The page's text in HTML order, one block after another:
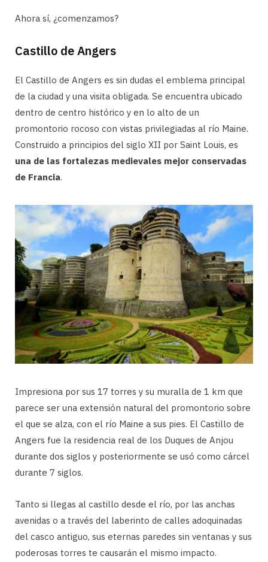
Ahora sí, ¿comenzamos?
Castillo de Angers
El Castillo de Angers es sin dudas el emblema principal
de la ciudad y una visita obligada. Se encuentra ubicado
dentro de centro histórico y en lo alto de un
promontorio rocoso con vistas privilegiadas al río Maine.
Construido a principios del siglo XII por Saint Louis, es
una de las fortalezas medievales mejor conservadas
de Francia.
Impresiona por sus 17 torres y su muralla de 1 km que
parece ser una extensión natural del promontorio sobre
el que se alza, con el río Maine a sus pies. El Castillo de
Angers fue la residencia real de los Duques de Anjou
durante dos siglos y posteriormente se usó como cárcel
durante 7 siglos.
Tanto si llegas al castillo desde el río, por las anchas
avenidas o a través del laberinto de calles adoquinadas
del casco antiguo, sus eternas paredes sin ventanas y sus
poderosas torres te causarán el mismo impacto.